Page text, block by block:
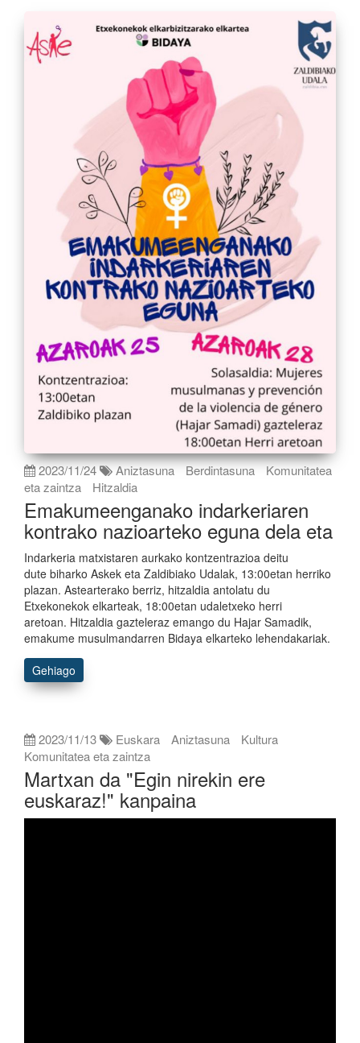
2023/11/24 Aniztasuna Berdintasuna
Komunitatea
eta zaintza
Hitzaldia
Emakumeenganako indarkeriaren
kontrako nazioarteko eguna dela eta
Indarkeria matxistaren aurkako kontzentrazioa deitu
dute biharko Askek eta Zaldibiako Udalak, 13:00etan herriko
plazan. Astearterako berriz, hitzaldia antolatu du
Etxekonekok elkarteak, 18:00etan udaletxeko herri
aretoan. Hitzaldia gazteleraz emango du Hajar Samadik,
emakume musulmandarren Bidaya elkarteko lehendakariak.
Gehiago
2023/11/13 Euskara Aniztasuna
Kultura
Komunitatea eta zaintza
Martxan da "Egin nirekin ere
euskaraz!" kanpaina